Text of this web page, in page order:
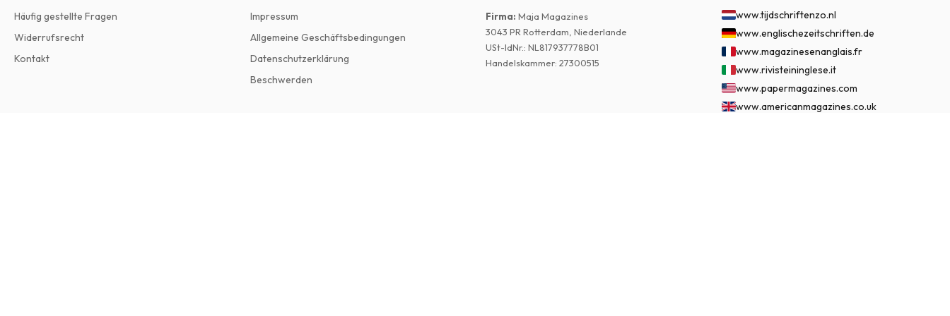
Häufig gestellte Fragen
Widerrufsrecht
Kontakt
Impressum
Allgemeine Geschäftsbedingungen
Datenschutzerklärung
Beschwerden
Firma: Maja Magazines
3043 PR Rotterdam, Niederlande
USt-IdNr.: NL817937778B01
Handelskammer: 27300515
www.tijdschriftenzo.nl
www.englischezeitschriften.de
www.magazinesenanglais.fr
www.rivisteininglese.it
www.papermagazines.com
www.americanmagazines.co.uk